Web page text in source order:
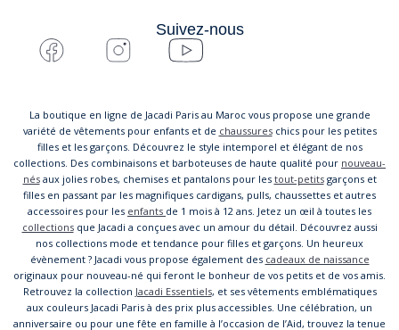
Suivez-nous
La boutique en ligne de Jacadi Paris au Maroc vous propose une grande
variété de vêtements pour enfants et de chaussureschics pour les petites
filles et les garçons. Découvrez le style intemporel et élégant de nos
collections. Des combinaisons et barboteuses de haute qualité pour nouveau-
nésaux jolies robes, chemises et pantalons pour les tout-petitsgarçons et
filles en passant par les magnifiques cardigans, pulls, chaussettes et autres
accessoires pour les enfants de 1 mois à 12 ans. Jetez un œil à toutes les
collectionsque Jacadi a conçues avec un amour du détail. Découvrez aussi
nos collections mode et tendance pour filles et garçons. Un heureux
évènement ? Jacadi vous propose également des cadeaux de naissance
originaux pour nouveau-né qui feront le bonheur de vos petits et de vos amis.
Retrouvez la collection Jacadi Essentiels, et ses vêtements emblématiques
aux couleurs Jacadi Paris à des prix plus accessibles. Une célébration, un
anniversaire ou pour une fête en famille à l’occasion de l’Aid, trouvez la tenue